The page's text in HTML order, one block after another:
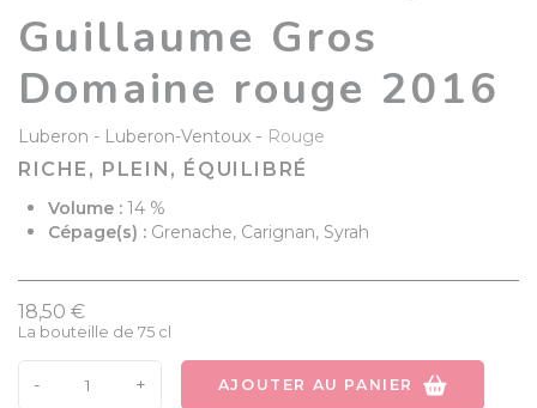
Guillaume Gros
Domaine rouge 2016
Luberon Luberon-Ventoux - Rouge
RICHE, PLEIN, ÉQUILIBRÉ
Volume : 14 %
Cépage(s) : Grenache, Carignan, Syrah
18,50 €
La bouteille de 75 cl
- + AJOUTER AU PANIER